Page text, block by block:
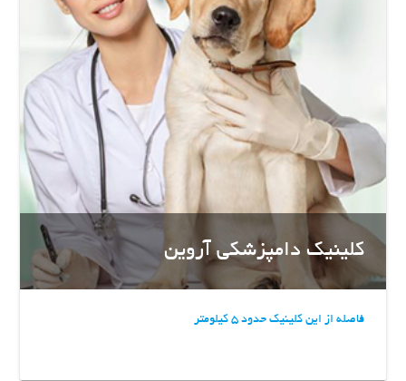
کلینیک دامپزشکی آروین
فاصله از این کلینیک حدود 5 کیلومتر